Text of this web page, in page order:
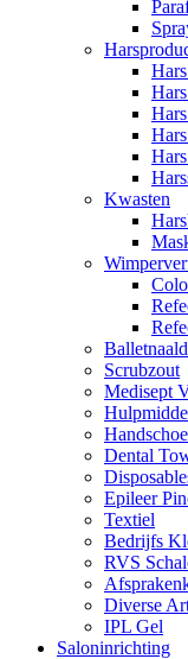
Kwasten
Scrubzout
Medisept
Dental
Epileer
Textiel
Bedrijfs
RVS
Diverse
IPL Gel
Saloninrichting